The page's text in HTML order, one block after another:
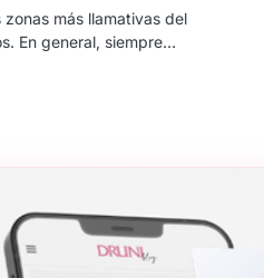
más llamativas del
En general, siempre…